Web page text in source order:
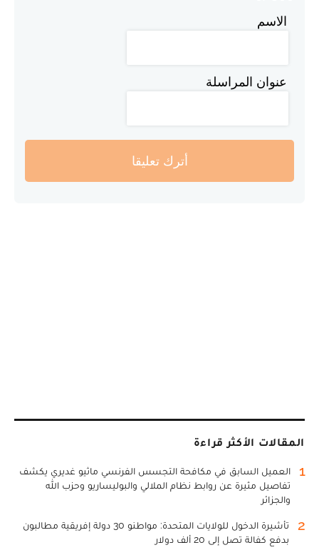
الاسم
عنوان المراسلة
أترك تعليقا
المقالات الأكثر قراءة
1
العميل السابق في مكافحة التجسس الفرنسي ماثيو غديري يكشف
تفاصيل مثيرة عن روابط نظام الملالي والبوليساريو وحزب الله
والجزائر
2
تأشيرة الدخول للولايات المتحدة: مواطنو 30 دولة إفريقية مطالبون
بدفع كفالة تصل إلى 20 ألف دولار